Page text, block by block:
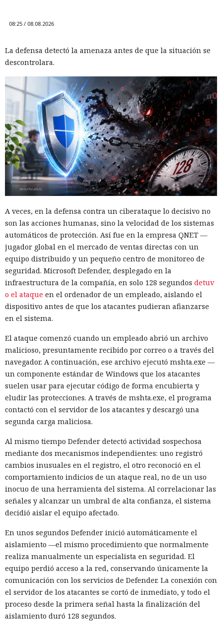
08:25 / 08.08.2026
La defensa detectó la amenaza antes de que la situación se
descontrolara.
A veces, en la defensa contra un ciberataque lo decisivo no
son las acciones humanas, sino la velocidad de los sistemas
automáticos de protección. Así fue en la empresa QNET —
jugador global en el mercado de ventas directas con un
equipo distribuido y un pequeño centro de monitoreo de
seguridad. Microsoft Defender, desplegado en la
infraestructura de la compañía, en solo 128 segundos detuv
o el ataque en el ordenador de un empleado, aislando el
dispositivo antes de que los atacantes pudieran afianzarse
en el sistema.
El ataque comenzó cuando un empleado abrió un archivo
malicioso, presuntamente recibido por correo o a través del
navegador. A continuación, ese archivo ejecutó mshta.exe —
un componente estándar de Windows que los atacantes
suelen usar para ejecutar código de forma encubierta y
eludir las protecciones. A través de mshta.exe, el programa
contactó con el servidor de los atacantes y descargó una
segunda carga maliciosa.
Al mismo tiempo Defender detectó actividad sospechosa
mediante dos mecanismos independientes: uno registró
cambios inusuales en el registro, el otro reconoció en el
comportamiento indicios de un ataque real, no de un uso
inocuo de una herramienta del sistema. Al correlacionar las
señales y alcanzar un umbral de alta confianza, el sistema
decidió aislar el equipo afectado.
En unos segundos Defender inició automáticamente el
aislamiento —el mismo procedimiento que normalmente
realiza manualmente un especialista en seguridad. El
equipo perdió acceso a la red, conservando únicamente la
comunicación con los servicios de Defender. La conexión con
el servidor de los atacantes se cortó de inmediato, y todo el
proceso desde la primera señal hasta la finalización del
aislamiento duró 128 segundos.